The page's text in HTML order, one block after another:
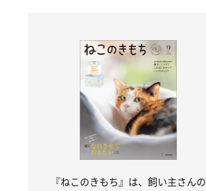
『ねこのきもち』は、飼い主さんの